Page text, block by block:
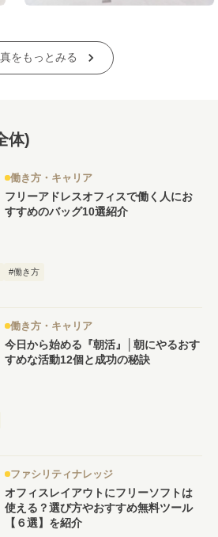
をもっとみる
体)
働き方・キャリア
フリーアドレスオフィスで働く人にお
すすめのバッグ10選紹介
#働き方
働き方・キャリア
今日から始める『朝活』│朝にやるおす
すめな活動12個と成功の秘訣
ファシリティナレッジ
オフィスレイアウトにフリーソフトは
使える？選び方やおすすめ無料ツール
【６選】を紹介